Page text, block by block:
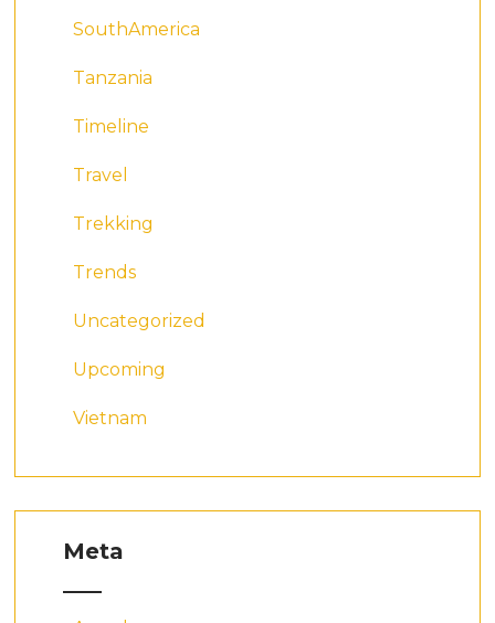
SouthAmerica
Tanzania
Timeline
Travel
Trekking
Trends
Uncategorized
Upcoming
Vietnam
Meta